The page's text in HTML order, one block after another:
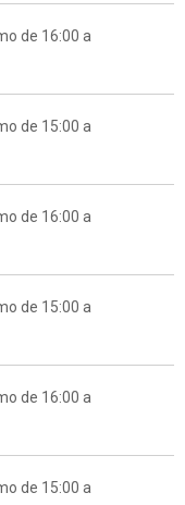
de 16:00 a
de 15:00 a
de 16:00 a
de 15:00 a
de 16:00 a
de 15:00 a